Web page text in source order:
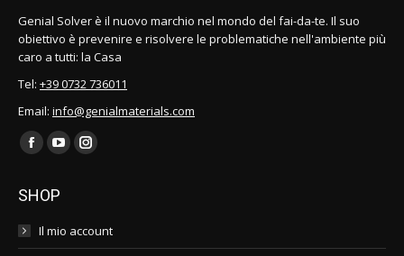
nella
pagina
Genial Solver è il nuovo marchio nel mondo del fai-da-te. Il suo
obiettivo è prevenire e risolvere le problematiche nell'ambiente più
caro a tutti: la Casa
Tel: +39 0732 736011
Email: info@genialmaterials.com
Find us on:
Facebook
opens
in
new
YouTube
opens
new
Instagram
new
SHOP
Il mio account